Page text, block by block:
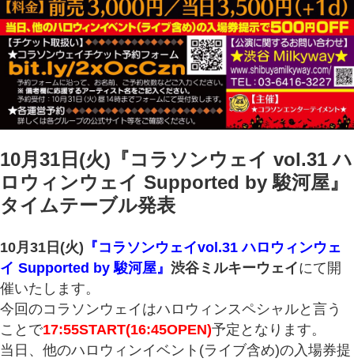
10月31日(火)『コラソンウェイ vol.31 ハ
ロウィンウェイ Supported by 駿河屋』
タイムテーブル発表
10月31日(火) 『コラソンウェイvol.31 ハロウィンウェ
イ Supported by 駿河屋』 渋谷ミルキーウェイにて開
催いたします。
今回のコラソンウェイはハロウィンスペシャルと言う
ことで17:55START(16:45OPEN)予定となります。
当日、他のハロウィンイベント(ライブ含め)の入場券提